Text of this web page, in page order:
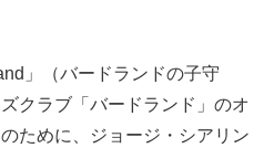
」（バードランドの子守
クラブ「バードランド」のオ
ために、ジョージ・シアリン